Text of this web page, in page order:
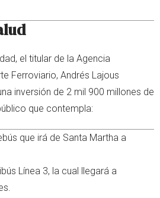
el titular de la Agencia
Ferroviario, Andrés Lajous
inversión de 2 mil 900 millones de
que contempla:
que irá de Santa Martha a
Línea 3, la cual llegará a